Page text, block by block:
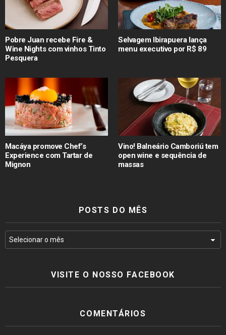
Pobre Juan recebe Fire &
Wine Nights com vinhos Tinto
Pesquera
Selvagem Ibirapuera lança
menu executivo por R$ 89
Macáya promove Chef’s
Experience com Tartar de
Mignon
Vino! Balneário Camboriú tem
open wine e sequência de
massas
POSTS DO MÊS
VISITE O NOSSO FACEBOOK
COMENTÁRIOS